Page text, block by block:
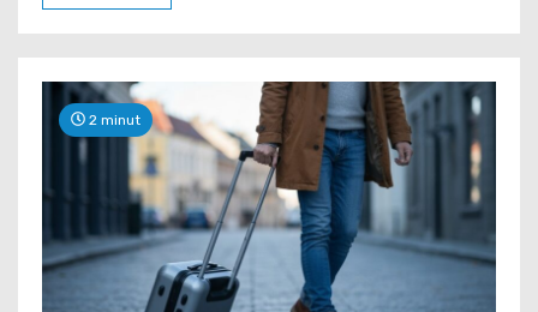
2 minut